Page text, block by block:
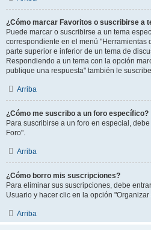
¿Cómo marcar Favoritos o suscribirse a
Puede marcar o suscribirse a un tema
correspondiente en el menú "Herramientas
parte superior e inferior de un tema de
Respondiendo a un tema con la opción
publique una respuesta" también le
Arriba
¿Cómo me suscribo a un foro específico?
Para suscribirse a un foro en especial,
Foro".
Arriba
¿Cómo borro mis suscripciones?
Para eliminar sus suscripciones, debe
Usuario y hacer clic en la opción
Arriba